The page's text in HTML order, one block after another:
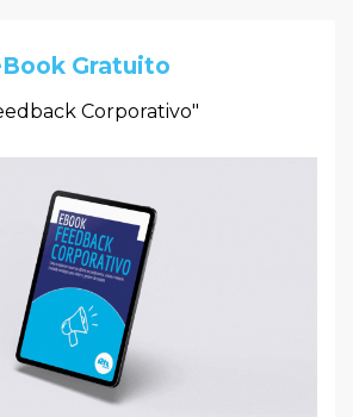
Gratuito
Corporativo"